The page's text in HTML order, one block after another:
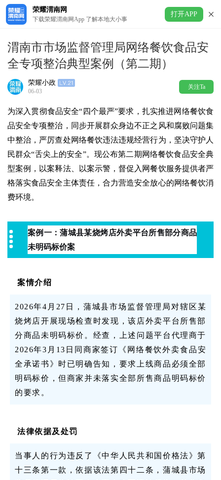
荣耀渭南网
下载荣耀渭南网App 了解本地大小事
打开APP
渭南市市场监督管理局网络餐饮食品安
全专项整治典型案例（第二期）
荣耀小政
06-03
关注Ta
为深入贯彻食品安全“四个最严”要求，扎实推进网络餐饮食
品安全专项整治，同步开展群众身边不正之风和腐败问题集
中整治，严厉查处网络餐饮违法违规经营行为，坚决守护人
民群众“舌尖上的安全”。现公布第二期网络餐饮食品安全典
型案例，以案释法、以案示警，督促入网餐饮服务提供者严
格落实食品安全主体责任，合力营造安全放心的网络餐饮消
费环境。
案例一：蒲城县某烧烤店外卖平台所售部分商品
未明码标价案
案情介绍
2026年4月27日，蒲城县市场监督管理局对辖区某
烧烤店开展现场检查时发现，该店外卖平台所售部
分商品未明码标价。经查，上述问题平台代理商于
2026年3月13日同商家签订《网络餐饮外卖食品安
全承诺书》时已明确告知，要求上线商品必须全部
明码标价，但商家并未落实全部所售商品明码标价
的要求。
法律依据及处罚
当事人的行为违反了《中华人民共和国价格法》第
十三条第一款，依据该法第四十二条，蒲城县市场